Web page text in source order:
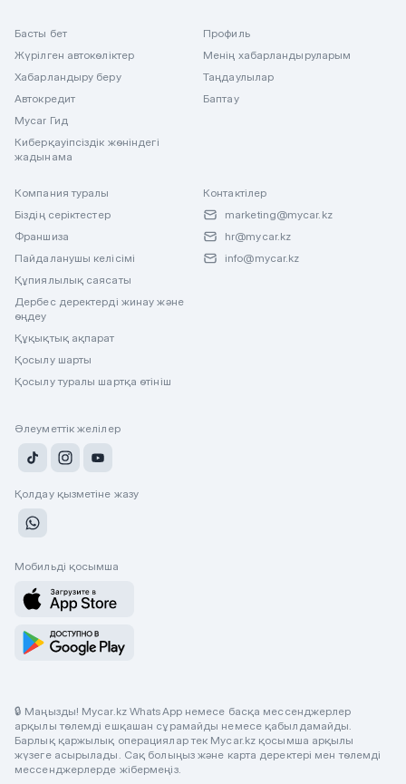
Басты бет
Жүрілген автокөліктер
Хабарландыру беру
Автокредит
Mycar Гид
Киберқауіпсіздік жөніндегі
жадынама
Профиль
Менің хабарландыруларым
Таңдаулылар
Баптау
Компания туралы
Біздің серіктестер
Франшиза
Пайдаланушы келісімі
Құпиялылық саясаты
Дербес деректерді жинау және
өңдеу
Құқықтық ақпарат
Қосылу шарты
Қосылу туралы шартқа өтініш
Контактілер
marketing@mycar.kz
hr@mycar.kz
info@mycar.kz
Әлеуметтік желілер
Қолдау қызметіне жазу
Мобильді қосымша
🔒 Маңызды! Mycar.kz WhatsApp немесе басқа мессенджерлер
арқылы төлемді ешқашан сұрамайды немесе қабылдамайды.
Барлық қаржылық операциялар тек Mycar.kz қосымша арқылы
жүзеге асырылады. Сақ болыңыз және карта деректері мен төлемді
мессенджерлерде жібермеңіз.